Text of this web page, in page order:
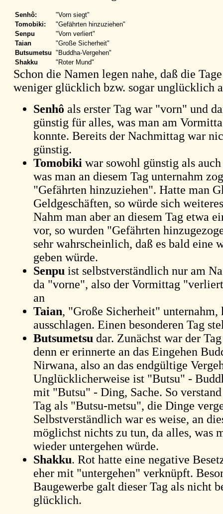
Senhô:
"Vorn siegt"
Tomobiki:
"Gefährten hinzuziehen"
Senpu
"Vorn verliert"
Taian
"Große Sicherheit"
Butsumetsu
"Buddha-Vergehen"
Shakku
"Roter Mund"
Schon die Namen legen nahe, daß die
weniger glücklich bzw. sogar unglücklich
Senhô als erster Tag war "vorn" und
günstig für alles, was man am
konnte. Bereits der Nachmittag war
günstig.
Tomobiki war sowohl günstig als
was man an diesem Tag unternahm
"Gefährten hinzuziehen". Hatte man
Geldgeschäften, so würde sich
Nahm man aber an diesem Tag etwa
vor, so wurden "Gefährten
sehr wahrscheinlich, daß es bald eine
geben würde.
Senpu ist selbstverständlich nur am
da "vorne", also der Vormittag
an
Taian, "Große Sicherheit" unternahm,
ausschlagen. Einen besonderen Tag
Butsumetsu dar. Zunächst war der
denn er erinnerte an das Eingehen
Nirwana, also an das endgültige
Unglücklicherweise ist "Butsu" -
mit "Butsu" - Ding, Sache. So
Tag als "Butsu-metsu", die Dinge
Selbstverständlich war es weise, an
möglichst nichts zu tun, da alles, was
wieder untergehen würde.
Shakku. Rot hatte eine negative
eher mit "untergehen" verknüpft.
Baugewerbe galt dieser Tag als nicht
glücklich.